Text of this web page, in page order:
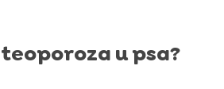
u psa?